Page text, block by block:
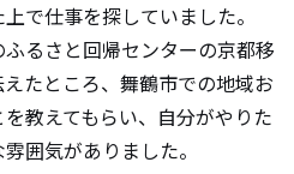
で仕事を探していました。
るさと回帰センターの京都移
たところ、舞鶴市での地域お
教えてもらい、自分がやりた
囲気がありました。